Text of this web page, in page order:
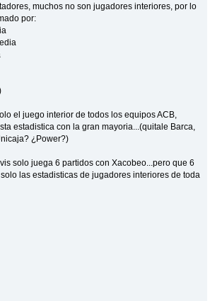
muchos no son jugadores interiores, por lo
por:
el juego interior de todos los equipos ACB,
estadistica con la gran mayoria...(quitale Barca,
¿Power?)
solo juega 6 partidos con Xacobeo...pero que 6
las estadisticas de jugadores interiores de toda